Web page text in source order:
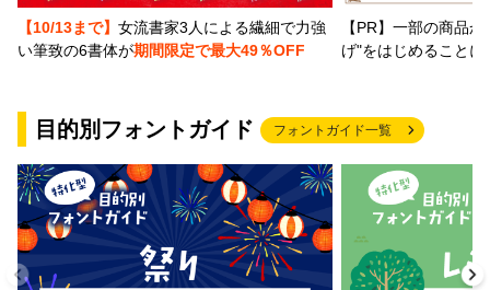
【10/13まで】 女流書家3人による繊細で力強
い筆致の6書体が期間限定で最大49％OFF
【PR】一部の商品
げ"をはじめること
目的別フォントガイド フォントガイド一覧